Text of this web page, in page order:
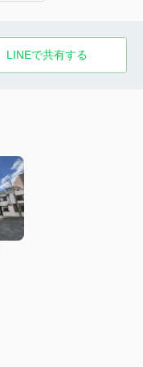
LINEで共有する